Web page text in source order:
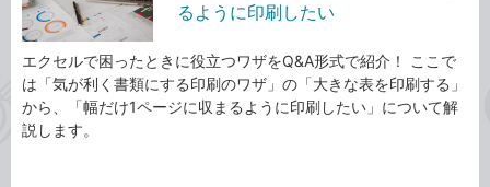
るように印刷したい
エクセルで困ったときに役立つワザをQ&A形式で紹介！ ここで
は「気が利く書類にする印刷のワザ」の「大きな表を印刷する」
から、「幅だけ1ページに収まるように印刷したい」について解
説します。